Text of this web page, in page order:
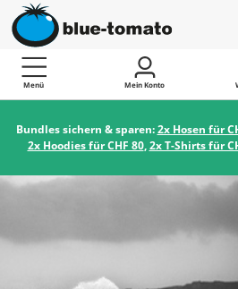
Menü Mein Konto
Bundles sichern & sparen:2x Hosen für
2x Hoodies für CHF 80,2x T-Shirts für